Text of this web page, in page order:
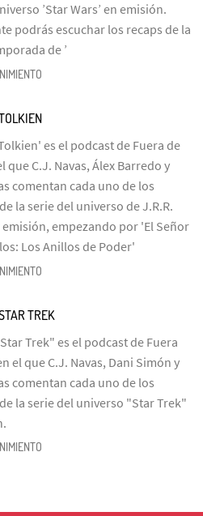
’Star Wars’ en emisión.
podrás escuchar los recaps de la
de ’
es el podcast de Fuera de
que C.J. Navas, Álex Barredo y
comentan cada uno de los
la serie del universo de J.R.R.
empezando por 'El Señor
Los Anillos de Poder'
TREK
Trek" es el podcast de Fuera
el que C.J. Navas, Dani Simón y
comentan cada uno de los
la serie del universo "Star Trek"